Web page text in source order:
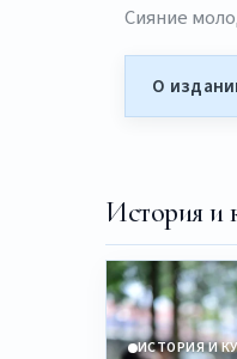
Сияние
О
История и
ИСТОРИЯ И